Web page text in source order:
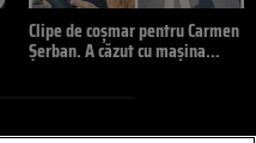
Clipe de coșmar pentru Carmen
Șerban. A căzut cu mașina…